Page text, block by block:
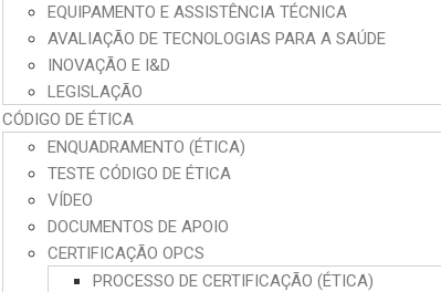
EQUIPAMENTO E ASSISTÊNCIA TÉCNICA
AVALIAÇÃO DE TECNOLOGIAS PARA A SAÚDE
INOVAÇÃO E I&D
LEGISLAÇÃO
CÓDIGO DE ÉTICA
ENQUADRAMENTO (ÉTICA)
TESTE CÓDIGO DE ÉTICA
VÍDEO
DOCUMENTOS DE APOIO
CERTIFICAÇÃO OPCS
PROCESSO DE CERTIFICAÇÃO (ÉTICA)